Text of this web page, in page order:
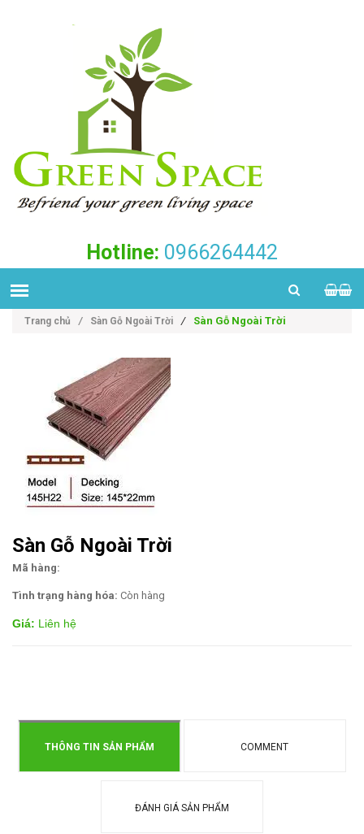
Hotline: 0966264442
Trang chủ / Sàn Gỗ Ngoài Trời / Sàn Gỗ Ngoài Trời
Sàn Gỗ Ngoài Trời
Mã hàng:
Tình trạng hàng hóa: Còn hàng
Giá: Liên hệ
THÔNG TIN SẢN PHẨM COMMENT
ĐÁNH GIÁ SẢN PHẨM